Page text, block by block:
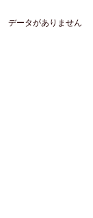
データがありません